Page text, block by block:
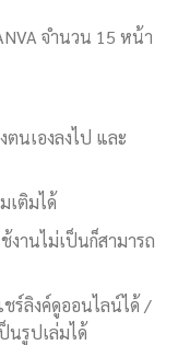
จำนวน 15 หน้า
นเองลงไป และ
เติมได้
งานไม่เป็นก็สามารถ
ร์ลิงค์ดูออนไลน์ได้ /
นรูปเล่มได้